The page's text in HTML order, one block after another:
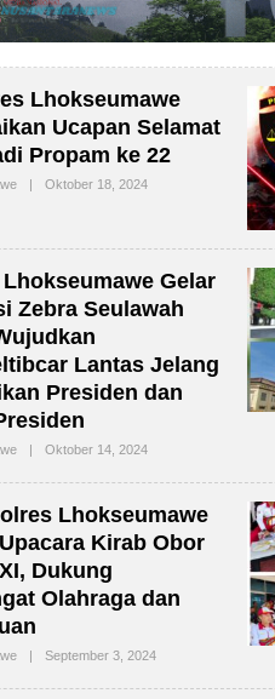
Lhokseumawe
Ucapan Selamat
Propam ke 22
Oktober 18, 2024O
R
D
A
K
Gelar
Zebra Seulawah
Lantas Jelang
Presiden dan
| Oktober 14, 2024O
E
R
D
S
Lhokseumawe
Kirab Obor
Dukung
Olahraga dan
| September 3, 2024O
E